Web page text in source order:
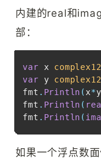
内建的real和
部：
var x
var y
fmt . Println ( x*y
fmt . Println (
fmt . Println (
如果一个浮点数